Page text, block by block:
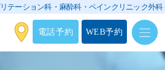
テーション科・ 麻酔科・ペインクリニック外科
電話予約 WEB予約